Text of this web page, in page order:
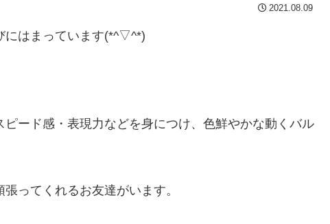
2021.08.09
にはまっています(*^▽^*)
ード感・表現力などを身につけ、色鮮やかな動くバル
ってくれるお友達がいます。